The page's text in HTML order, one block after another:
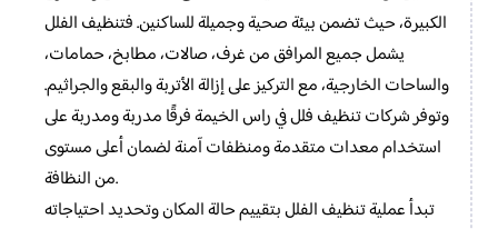
الكبيرة، حيث تضمن بيئة صحية وجميلة للساكنين. فتنظيف الفلل
يشمل جميع المرافق من غرف، صالات، مطابخ، حمامات،
والساحات الخارجية، مع التركيز على إزالة الأتربة والبقع والجراثيم.
وتوفر شركات تنظيف فلل في راس الخيمة فرقًا مدربة ومدربة على
استخدام معدات متقدمة ومنظفات آمنة لضمان أعلى مستوى
من النظافة.
تبدأ عملية تنظيف الفلل بتقييم حالة المكان وتحديد احتياجاته